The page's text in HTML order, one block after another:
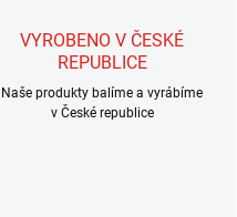
VYROBENO V ČESKÉ
REPUBLICE
Naše produkty balíme a vyrábíme
v České republice